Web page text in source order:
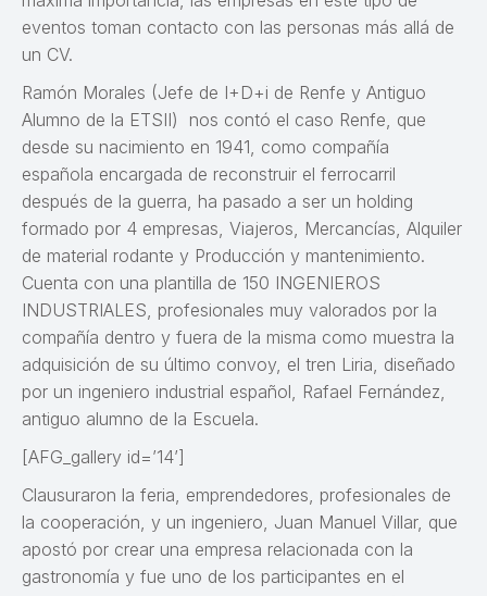
eventos toman contacto con las personas más allá de
un CV.
Ramón Morales (Jefe de I+D+i de Renfe y Antiguo
Alumno de la ETSII) nos contó el caso Renfe, que
desde su nacimiento en 1941, como compañía
española encargada de reconstruir el ferrocarril
después de la guerra, ha pasado a ser un holding
formado por 4 empresas, Viajeros, Mercancías, Alquiler
de material rodante y Producción y mantenimiento.
Cuenta con una plantilla de 150 INGENIEROS
INDUSTRIALES, profesionales muy valorados por la
compañía dentro y fuera de la misma como muestra la
adquisición de su último convoy, el tren Liria, diseñado
por un ingeniero industrial español, Rafael Fernández,
antiguo alumno de la Escuela.
[AFG_gallery id=’14’]
Clausuraron la feria, emprendedores, profesionales de
la cooperación, y un ingeniero, Juan Manuel Villar, que
apostó por crear una empresa relacionada con la
gastronomía y fue uno de los participantes en el